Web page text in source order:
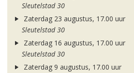
Sleutelstad 30
Zaterdag 23 augustus, 17.00 uur
Sleutelstad 30
Zaterdag 16 augustus, 17.00 uur
Sleutelstad 30
Zaterdag 9 augustus, 17.00 uur